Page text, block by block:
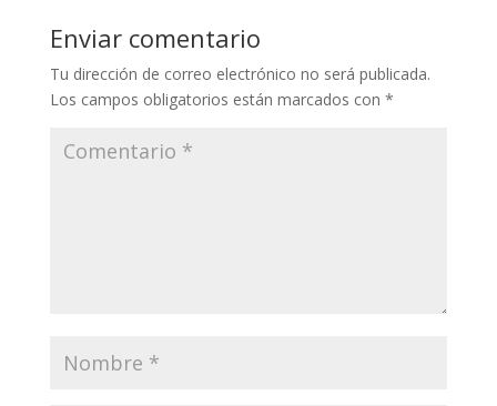
Enviar comentario
Tu dirección de correo electrónico no será publicada.
Los campos obligatorios están marcados con *